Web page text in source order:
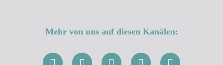
Mehr von uns auf diesen Kanälen: